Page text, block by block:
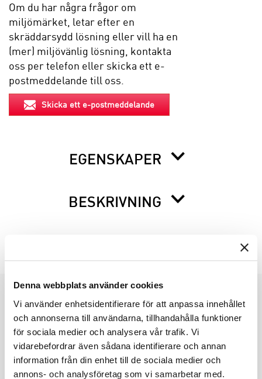
Denna webbplats använder cookies
Vi använder enhetsidentifierare för att anpassa innehållet
och annonserna till användarna, tillhandahålla funktioner
för sociala medier och analysera vår trafik. Vi
vidarebefordrar även sådana identifierare och annan
information från din enhet till de sociala medier och
annons- och analysföretag som vi samarbetar med.
Om du har några frågor om
miljömärket, letar efter en
skräddarsydd lösning eller vill ha en
(mer) miljövänlig lösning, kontakta
oss per telefon eller skicka ett e-
postmeddelande till oss.
Skicka ett e-postmeddelande
EGENSKAPER
BESKRIVNING
PRODUKTGRUPPER
INDUSTRIFÖRPACKNINGAR
REKLAMFÖRPACKNINGAR
LAMINERADE FÖRPACKNINGAR